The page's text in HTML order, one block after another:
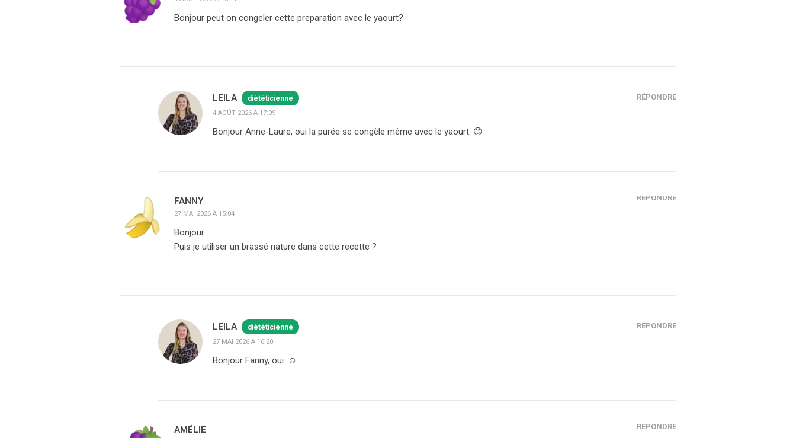
Bonjour peut on congeler cette preparation avec le yaourt?
LEILA diététicienne
4 AOÛT 2026 À 17:09
RÉPONDRE
Bonjour Anne-Laure, oui la purée se congèle même avec le yaourt. 😊
FANNY
27 MAI 2026 À 15:04
RÉPONDRE
Bonjour
Puis je utiliser un brassé nature dans cette recette ?
LEILA diététicienne
27 MAI 2026 À 16:20
RÉPONDRE
Bonjour Fanny, oui. ☺️
AMÉLIE RÉPONDRE